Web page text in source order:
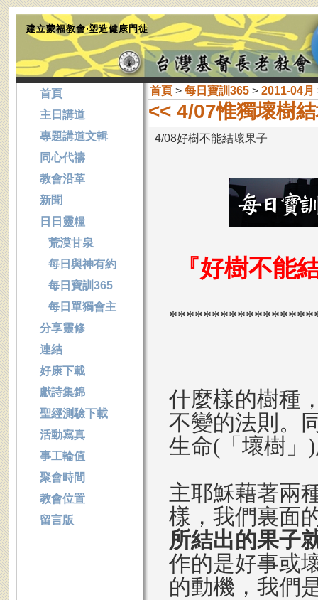
建立蒙福教會‧塑造健康門徒
首頁 >每日寶訓365 >2011-04月
<< 4/07惟獨壞樹
4/08好樹不能結壞果子
『好樹不能
什麼樣的樹種
不變的法則。
生命(「壞樹」
主耶穌藉著兩
樣，我們裏面
所結出的果子
作的是好事或
的動機，我們
首頁
主日講道
專題講道文輯
同心代禱
教會沿革
新聞
日日靈糧
荒漠甘泉
每日與神有約
每日寶訓365
每日單獨會主
分享靈修
連結
好康下載
獻詩集錦
聖經測驗下載
活動寫真
事工輪值
聚會時間
教會位置
留言版